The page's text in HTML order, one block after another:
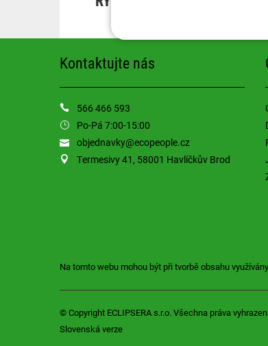
Kontaktujte nás
566 466 593
Po-Pá 7:00-15:00
objednavky@ecopeople.cz
Termesivy 41, 58001 Havlíčkův Brod
Na tomto webu mohou být při tvorbě obsahu
© Copyright ECLIPSERA s.r.o.Všechna práva
Slovenská verze